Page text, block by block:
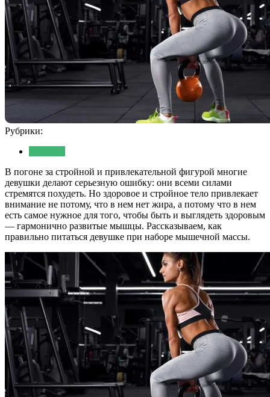
Рубрики:
В погоне за стройной и привлекательной фигурой многие
девушки делают серьезную ошибку: они всеми силами
стремятся похудеть. Но здоровое и стройное тело привлекает
внимание не потому, что в нем нет жира, а потому что в нем
есть самое нужное для того, чтобы быть и выглядеть здоровым
— гармонично развитые мышцы. Рассказываем, как
правильно питаться девушке при наборе мышечной массы.